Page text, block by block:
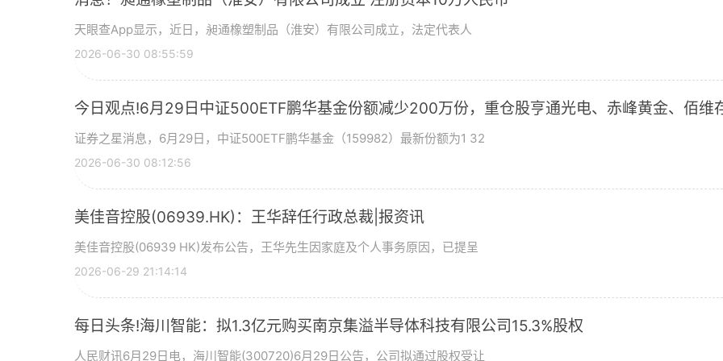
天眼查App显示，近日，昶通橡塑制品（淮安）有限公司成立，法定代表人
2026-06-30 08:55:59
今日观点!6月29日中证500ETF鹏华基金份额减少200万份，重仓股亨通光电、赤峰黄金、佰维
证券之星消息，6月29日，中证500ETF鹏华基金（159982）最新份额为1 32
2026-06-30 08:12:56
美佳音控股(06939.HK)：王华辞任行政总裁|报资讯
美佳音控股(06939 HK)发布公告，王华先生因家庭及个人事务原因，已提呈
2026-06-29 21:14:14
每日头条!海川智能：拟1.3亿元购买南京集溢半导体科技有限公司15.3%股权
人民财讯6月29日电，海川智能(300720)6月29日公告，公司拟通过股权受让